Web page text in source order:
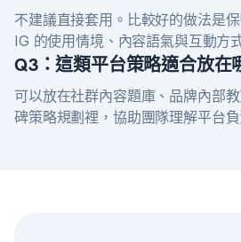
不建議直接套用。比較好的做法是
IG 的使用情境、內容語氣與互動方
Q3：這類平台策略適合放在
可以放在社群內容題庫、品牌內部
碑策略規劃裡，協助團隊理解平台